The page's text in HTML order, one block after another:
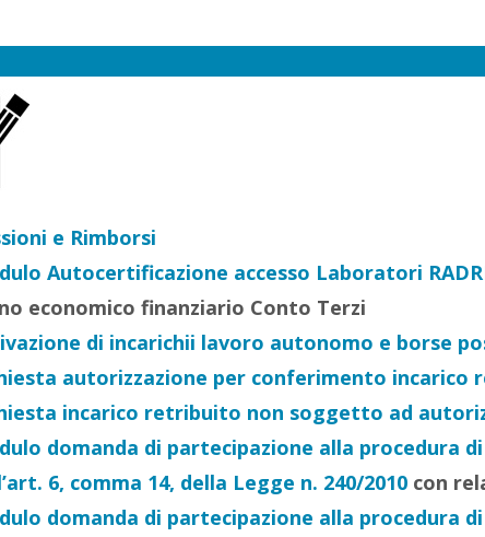
e Rimborsi
Autocertificazione accesso Laboratori
economico finanziario Conto Terzi
di incarichii lavoro autonomo e borse
autorizzazione per conferimento
incarico retribuito non soggetto ad
domanda di partecipazione alla procedura
6, comma 14, della Legge n. 240/2010 con
domanda di partecipazione alla procedura